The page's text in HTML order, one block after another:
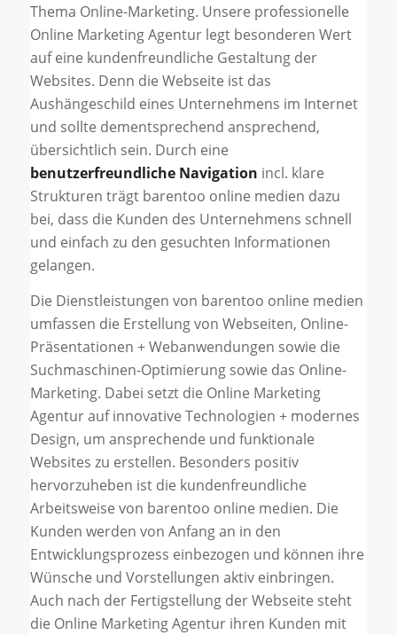
Thema Online-Marketing. Unsere professionelle
Online Marketing Agentur legt besonderen Wert
auf eine kundenfreundliche Gestaltung der
Websites. Denn die Webseite ist das
Aushängeschild eines Unternehmens im Internet
und sollte dementsprechend ansprechend,
übersichtlich sein. Durch eine
benutzerfreundliche Navigation incl. klare
Strukturen trägt barentoo online medien dazu
bei, dass die Kunden des Unternehmens schnell
und einfach zu den gesuchten Informationen
gelangen.
Die Dienstleistungen von barentoo online medien
umfassen die Erstellung von Webseiten, Online-
Präsentationen + Webanwendungen sowie die
Suchmaschinen-Optimierung sowie das Online-
Marketing. Dabei setzt die Online Marketing
Agentur auf innovative Technologien + modernes
Design, um ansprechende und funktionale
Websites zu erstellen. Besonders positiv
hervorzuheben ist die kundenfreundliche
Arbeitsweise von barentoo online medien. Die
Kunden werden von Anfang an in den
Entwicklungsprozess einbezogen und können ihre
Wünsche und Vorstellungen aktiv einbringen.
Auch nach der Fertigstellung der Webseite steht
die Online Marketing Agentur ihren Kunden mit